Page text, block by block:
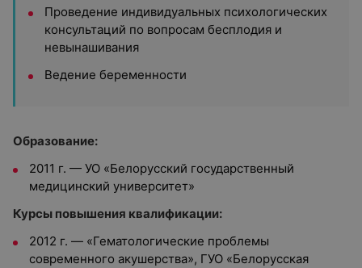
Проведение индивидуальных психологических
консультаций по вопросам бесплодия и
невынашивания
Ведение беременности
Образование:
2011 г. — УО «Белорусский государственный
медицинский университет»
Курсы повышения квалификации:
2012 г. — «Гематологические проблемы
современного акушерства», ГУО «Белорусская